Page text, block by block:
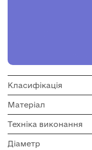
Класифікація
Матеріал
Техніка виконання
Діаметр